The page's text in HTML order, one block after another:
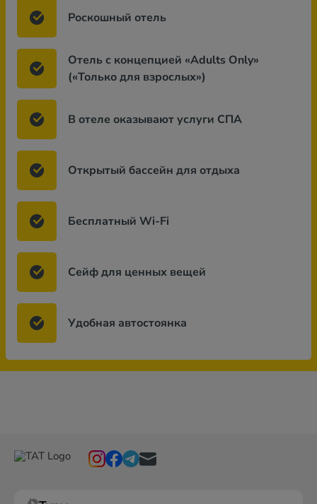
Роскошный отель
Отель с концепцией «Adults Only»
(«Только для взрослых»)
В отеле оказывают услуги СПА
Открытый бассейн для отдыха
Бесплатный Wi-Fi
Сейф для ценных вещей
Удобная автостоянка